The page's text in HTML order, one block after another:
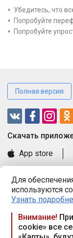
Для
используются
Узнать
Внимание!
cookie» все
Убедитесь, что
Попробуйте
Попробуйте
Полная версия
Cкачать
App store
Книга замечаний
Правила и
Praca.by ©
Республика
117а, пом. № 9.